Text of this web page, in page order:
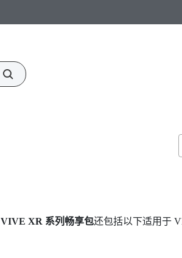
VIVE XR 系列畅享包还包括以下适用于